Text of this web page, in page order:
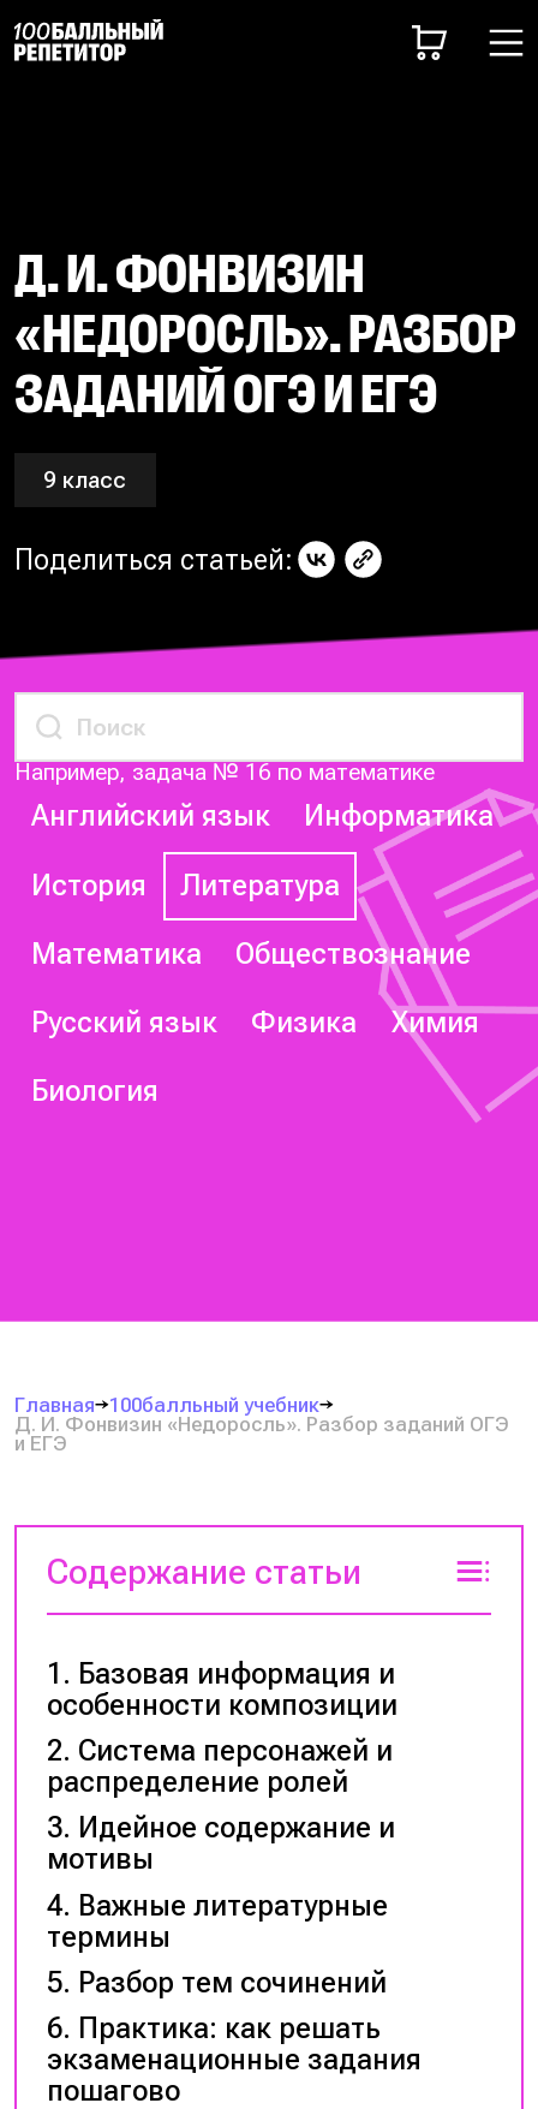
Д. И. ФОНВИЗИН
«НЕДОРОСЛЬ». РАЗБОР
ЗАДАНИЙ ОГЭ И ЕГЭ
9 класс
Поделиться статьей:
Например, задача № 16 по математике
Английский язык Информатика
История Литература
Математика Обществознание
Русский язык Физика Химия
Биология
Главная
100балльный учебник
Д. И. Фонвизин «Недоросль». Разбор заданий ОГЭ
и ЕГЭ
Содержание статьи
Базовая информация и
особенности композиции
Система персонажей и
распределение ролей
Идейное содержание и
мотивы
Важные литературные
термины
Разбор тем сочинений
Практика: как решать
экзаменационные задания
пошагово